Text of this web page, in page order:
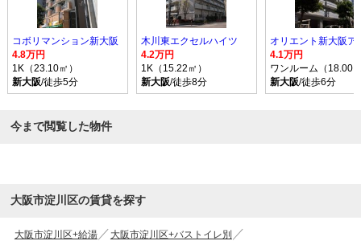
コボリマンション新大阪
4.8万円
1K（23.10㎡）
新大阪/徒歩5分
木川東エクセルハイツ
4.2万円
1K（15.22㎡）
新大阪/徒歩8分
4.1万円
ワンルーム（18.00
新大阪/徒歩6分
今まで閲覧した物件
大阪市淀川区の賃貸を探す
大阪市淀川区+給湯
大阪市淀川区+バストイレ別